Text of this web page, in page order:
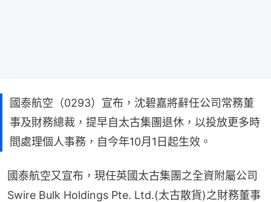
國泰航空（0293）宣布，沈碧嘉將辭任公司常務董
事及財務總裁，提早自太古集團退休，以投放更多時
間處理個人事務，自今年10月1日起生效。
國泰航空又宣布，現任英國太古集團之全資附屬公司
Swire Bulk Holdings Pte. Ltd.(太古散貨)之財務董事